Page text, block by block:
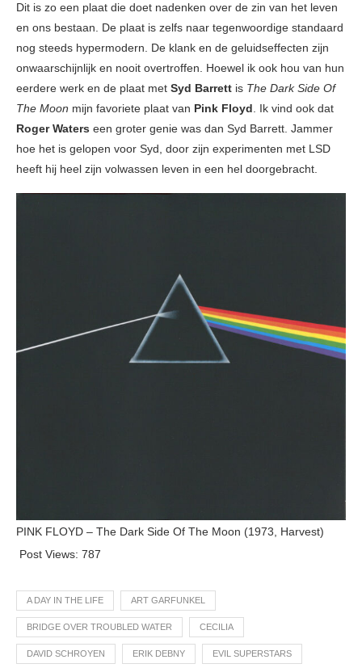
Dit is zo een plaat die doet nadenken over de zin van het leven
en ons bestaan. De plaat is zelfs naar tegenwoordige standaard
nog steeds hypermodern. De klank en de geluidseffecten zijn
onwaarschijnlijk en nooit overtroffen. Hoewel ik ook hou van hun
eerdere werk en de plaat met Syd Barrett is The Dark Side Of
The Moon mijn favoriete plaat van Pink Floyd. Ik vind ook dat
Roger Waters een groter genie was dan Syd Barrett. Jammer
hoe het is gelopen voor Syd, door zijn experimenten met LSD
heeft hij heel zijn volwassen leven in een hel doorgebracht.
PINK FLOYD – The Dark Side Of The Moon (1973, Harvest)
Post Views: 787
A DAY IN THE LIFE ART GARFUNKEL
BRIDGE OVER TROUBLED WATER CECILIA
DAVID SCHROYEN ERIK DEBNY EVIL SUPERSTARS